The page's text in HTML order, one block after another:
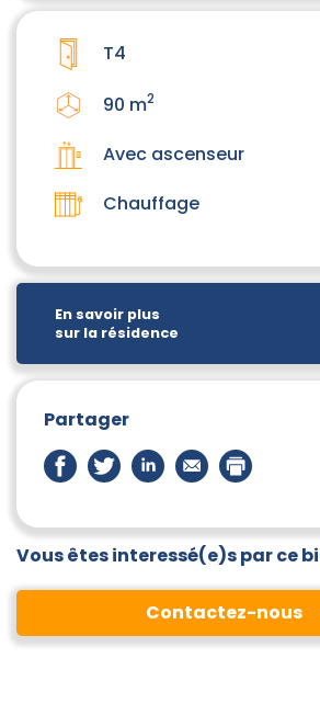
T4
90 m2
Avec ascenseur
Chauffage
En savoir plus
sur la résidence
Partager
Vous êtes interessé(e)s par ce
Contactez-nous